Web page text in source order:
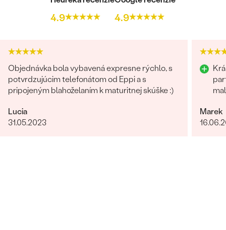
4.9 4.9
Objednávka bola vybavená expresne rýchlo, s
potvrdzujúcim telefonátom od Eppi a s
pripojeným blahoželaním k maturitnej skúške :)
Lucia
31.05.2023
Marek